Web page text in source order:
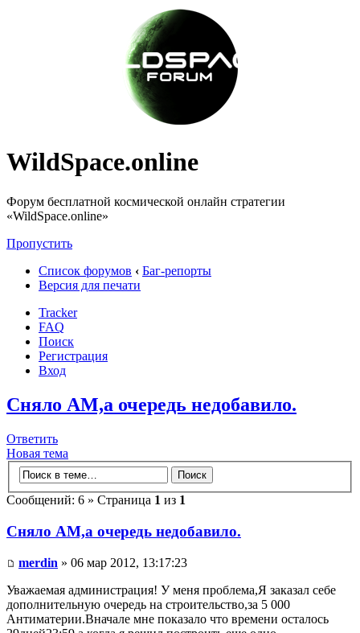
WildSpace.online
Форум бесплатной космической онлайн стратегии
«WildSpace.online»
Пропустить
Список форумов ‹ Баг-репорты
Версия для печати
Tracker
FAQ
Поиск
Регистрация
Вход
Сняло АМ,а очередь недобавило.
Ответить
Новая тема
Сообщений: 6 » Страница 1 из 1
Сняло АМ,а очередь недобавило.
merdin » 06 мар 2012, 13:17:23
Уважаемая администрация! У меня проблема,Я заказал себе
дополнительную очередь на строительство,за 5 000
Антиматерии.Вначале мне показало что времени осталось